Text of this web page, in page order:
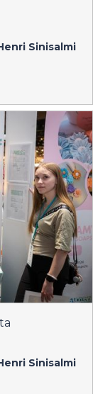
Sinisalmi
Sinisalmi